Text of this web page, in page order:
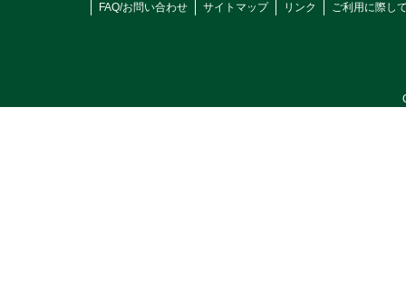
FAQ/お問い合わせ
サイトマップ リンク ご利用に際し